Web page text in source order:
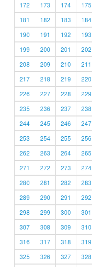
172
173 174 175
181
182 183 184
190
191 192 193
199
200 201 202
208
209 210 211
217
218 219 220
226
227 228 229
235
236 237 238
244
245 246 247
253
254 255 256
262
263 264 265
271
272 273 274
280
281 282 283
289
290 291 292
298
299 300 301
307
308 309 310
316
317 318 319
325
326 327 328